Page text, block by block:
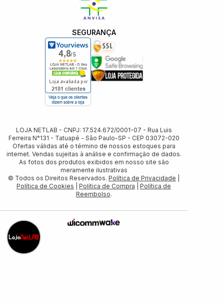
SEGURANÇA
LOJA NETLAB - CNPJ: 17.524.672/0001-07 - Rua Luis
Ferreira N°131 - Tatuapé - Sâo Paulo-SP - CEP 03072-020
Ofertas válidas até o término de nossos estoques para
internet. Vendas sujeitas à análise e confirmação de dados.
As fotos dos produtos exibidos em nosso site são
meramente ilustrativas
© Todos os Direitos Reservados. Política de Privacidade
Política de Cookies
Política de Compra
Política de
Reembolso.